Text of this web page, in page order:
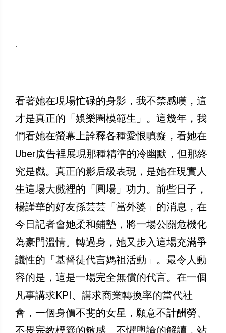
.
看著她在現場忙碌的身影，我不禁感嘆，這
才是真正的「娛樂圈模範生」。這幾年，我
們看她在螢幕上詮釋各種愛恨嗔癡，看她在
Uber廣告裡展現那種精準的冷幽默，但那終
究是戲。真正的影后級表現，是她在現實人
生這場大戲裡的「圓場」功力。前些日子，
楊謹華的好友孫芸芸「當外婆」的消息，在
今日記者會她柔和鋪墊，將一場公關危機化
為豪門溫情。轉過身，她又步入這場充滿爭
議性的「基督徒代言媽祖活動」。最令人動
容的是，這是一場完全無償的代言。在一個
凡事講求KPI、講求商業轉換率的當代社
會，一個身價不斐的女星，願意不計酬勞、
不畏宗教標籤的敏感、不懼輿論的解讀，站